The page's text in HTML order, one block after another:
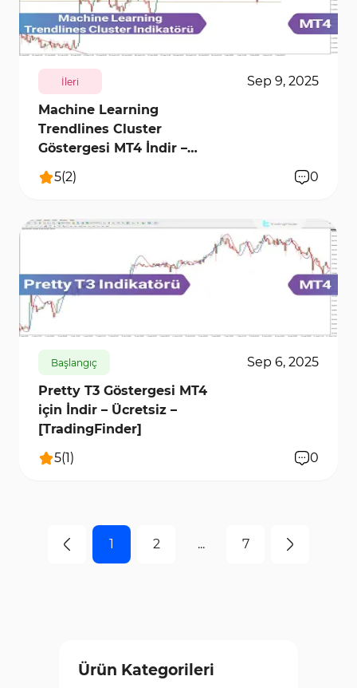
358 7821 0
İleri
Sep 9, 2025
Machine Learning
Trendlines Cluster
Göstergesi MT4 İndir –
Ücretsiz – [TFlab]
5(2) 0
195
Başlangıç
Sep 6, 2025
Pretty T3 Göstergesi MT4
için İndir – Ücretsiz –
[TradingFinder]
5(1 ) 0
1 2 ... 7
Ürün Kategorileri